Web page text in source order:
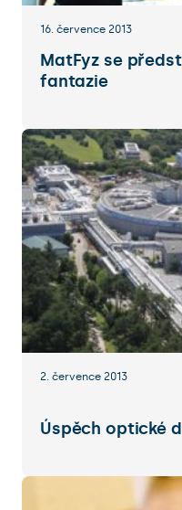
16. července 2013
MatFyz se
fantazie
2. července 2013
Úspěch optické